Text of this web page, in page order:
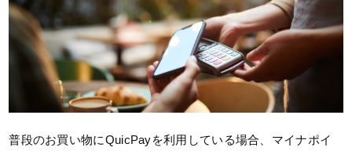
普段のお買い物にQuicPayを利用している場合、マイナポイ